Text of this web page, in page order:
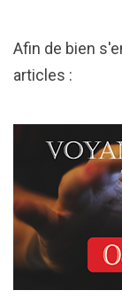
Afin de bien
articles :